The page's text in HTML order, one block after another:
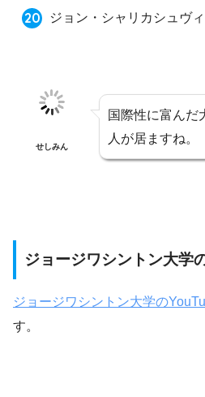
ジョン・シャリカシュヴィ
せしみん
国際性に富んだ
人が居ますね。
ジョージワシントン大学
ジョージワシントン大学の
す。